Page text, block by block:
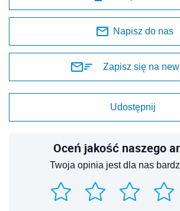
Napisz do nas
Zapisz się na
Udostępnij
Oceń jakość naszego
Twoja opinia jest dla nas